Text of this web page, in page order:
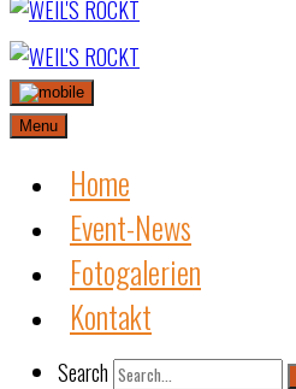
Skip
to
content
Menu
Home
Event-News
Fotogalerien
Kontakt
Search